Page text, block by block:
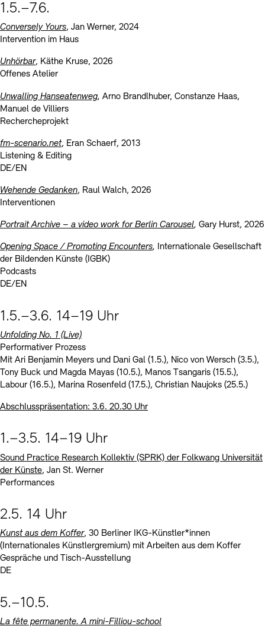
1.5.–7.6.
Conversely Yours, Jan Werner, 2024
Intervention im Haus
Unhörbar, Käthe Kruse, 2026
Offenes Atelier
Unwalling Hanseatenweg, Arno Brandlhuber, Constanze Haas,
Manuel de Villiers
Rechercheprojekt
fm-scenario.net, Eran Schaerf, 2013
Listening & Editing
DE/EN
Wehende Gedanken, Raul Walch, 2026
Interventionen
Portrait Archive – a video work for Berlin Carousel, Gary Hurst, 2026
Opening Space / Promoting Encounters, Internationale Gesellschaft
der Bildenden Künste (IGBK)
Podcasts
DE/EN
1.5.–3.6. 14–19 Uhr
Unfolding No. 1 (Live)
Performativer Prozess
Mit Ari Benjamin Meyers und Dani Gal (1.5.), Nico von Wersch (3.5.),
Tony Buck und Magda Mayas (10.5.), Manos Tsangaris (15.5.),
Labour (16.5.), Marina Rosenfeld (17.5.), Christian Naujoks (25.5.)
Abschlusspräsentation: 3.6. 20.30 Uhr
1.–3.5. 14–19 Uhr
Sound Practice Research Kollektiv (SPRK) der Folkwang Universität
der Künste, Jan St. Werner
Performances
2.5. 14 Uhr
Kunst aus dem Koffer, 30 Berliner IKG-Künstler*innen
(Internationales Künstlergremium) mit Arbeiten aus dem Koffer
Gespräche und Tisch-Ausstellung
DE
5.–10.5.
La fête permanente. A mini-Filliou-school